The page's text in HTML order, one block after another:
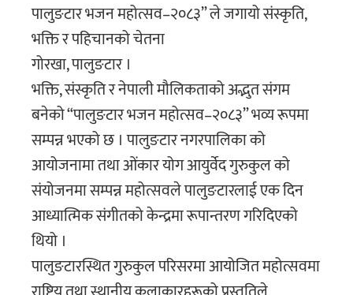
पालुङटार भजन महोत्सव–२०८३” ले जगायो संस्कृति,
भक्ति र पहिचानको चेतना
गोरखा, पालुङटार ।
भक्ति, संस्कृति र नेपाली मौलिकताको अद्भुत संगम
बनेको “पालुङटार भजन महोत्सव–२०८३” भव्य रूपमा
सम्पन्न भएको छ । पालुङटार नगरपालिका को
आयोजनामा तथा ओंकार योग आयुर्वेद गुरुकुल को
संयोजनमा सम्पन्न महोत्सवले पालुङटारलाई एक दिन
आध्यात्मिक संगीतको केन्द्रमा रूपान्तरण गरिदिएको
थियो ।
पालुङटारस्थित गुरुकुल परिसरमा आयोजित महोत्सवमा